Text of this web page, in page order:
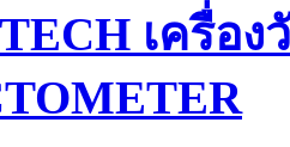
เครื่อ